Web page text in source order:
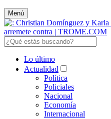
Menú
Lo último
Actualidad
Política
Policiales
Nacional
Economía
Internacional